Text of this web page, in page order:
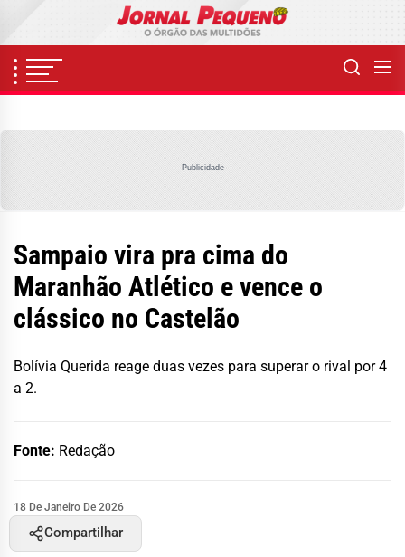
content
Publicidade
Sampaio vira pra cima do
Maranhão Atlético e vence o
clássico no Castelão
Bolívia Querida reage duas vezes para superar o rival por 4
a 2.
Fonte: Redação
18 De Janeiro De 2026
Compartilhar